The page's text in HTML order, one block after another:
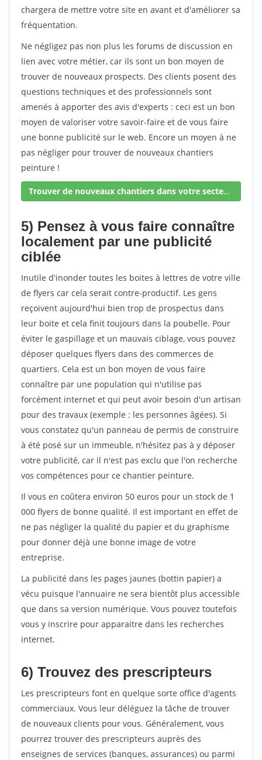
chargera de mettre votre site en avant et d'améliorer sa
fréquentation.
Ne négligez pas non plus les forums de discussion en
lien avec votre métier, car ils sont un bon moyen de
trouver de nouveaux prospects. Des clients posent des
questions techniques et des professionnels sont
amenés à apporter des avis d'experts : ceci est un bon
moyen de valoriser votre savoir-faire et de vous faire
une bonne publicité sur le web. Encore un moyen à ne
pas négliger pour trouver de nouveaux chantiers
peinture !
Trouver de nouveaux chantiers dans votre secteur !
5) Pensez à vous faire connaître
localement par une publicité
ciblée
Inutile d'inonder toutes les boites à lettres de votre ville
de flyers car cela serait contre-productif. Les gens
reçoivent aujourd'hui bien trop de prospectus dans
leur boite et cela finit toujours dans la poubelle. Pour
éviter le gaspillage et un mauvais ciblage, vous pouvez
déposer quelques flyers dans des commerces de
quartiers. Cela est un bon moyen de vous faire
connaître par une population qui n'utilise pas
forcément internet et qui peut avoir besoin d'un artisan
pour des travaux (exemple : les personnes âgées). Si
vous constatez qu'un panneau de permis de construire
à été posé sur un immeuble, n'hésitez pas à y déposer
votre publicité, car il n'est pas exclu que l'on recherche
vos compétences pour ce chantier peinture.
Il vous en coûtera environ 50 euros pour un stock de 1
000 flyers de bonne qualité. Il est important en effet de
ne pas négliger la qualité du papier et du graphisme
pour donner déjà une bonne image de votre
entreprise.
La publicité dans les pages jaunes (bottin papier) a
vécu puisque l'annuaire ne sera bientôt plus accessible
que dans sa version numérique. Vous pouvez toutefois
vous y inscrire pour apparaitre dans les recherches
internet.
6) Trouvez des prescripteurs
Les prescripteurs font en quelque sorte office d'agents
commerciaux. Vous leur déléguez la tâche de trouver
de nouveaux clients pour vous. Généralement, vous
pourrez trouver des prescripteurs auprès des
enseignes de services (banques, assurances) ou parmi